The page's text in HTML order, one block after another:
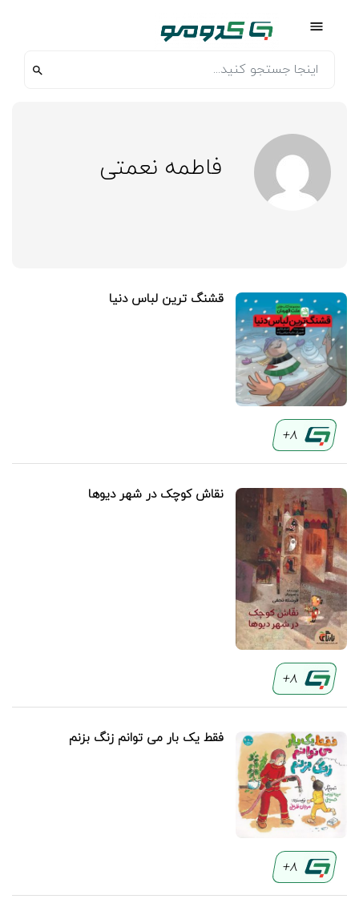
فاطمه نعمتی
قشنگ ترین لباس دنیا
8+
نقاش کوچک در شهر دیوها
8+
فقط یک بار می توانم زنگ بزنم
8+